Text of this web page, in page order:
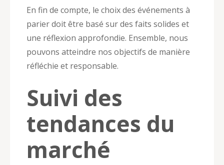
En fin de compte, le choix des événements à
parier doit être basé sur des faits solides et
une réflexion approfondie. Ensemble, nous
pouvons atteindre nos objectifs de manière
réfléchie et responsable.
Suivi des
tendances du
marché